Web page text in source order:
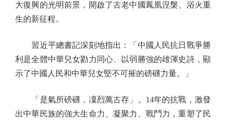
大復興的光明前景，開啟了古老中國鳳凰涅槃、浴火重
生的新征程。
習近平總書記深刻地指出：「中國人民抗日戰爭勝
利是全體中華兒女勠力同心、以弱勝強的雄渾史詩，顯
示了中國人民和中華兒女堅不可摧的磅礴力量。」
「是氣所磅礴，凜烈萬古存」。14年的抗戰，激發
出中華民族的強大生命力、凝聚力、戰鬥力，重塑了民